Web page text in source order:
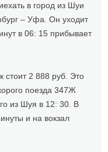
в город из Шуи
– Уфа. Он уходит
в 06: 15 прибывает
стоит 2 888 руб. Это
поезда 347Ж
из Шуя в 12: 30. В
и на вокзал